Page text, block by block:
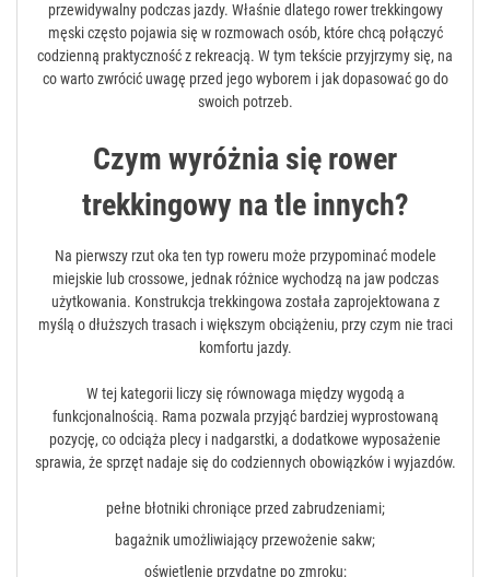
przewidywalny podczas jazdy. Właśnie dlatego rower trekkingowy
męski często pojawia się w rozmowach osób, które chcą połączyć
codzienną praktyczność z rekreacją. W tym tekście przyjrzymy się, na
co warto zwrócić uwagę przed jego wyborem i jak dopasować go do
swoich potrzeb.
Czym wyróżnia się rower
trekkingowy na tle innych?
Na pierwszy rzut oka ten typ roweru może przypominać modele
miejskie lub crossowe, jednak różnice wychodzą na jaw podczas
użytkowania. Konstrukcja trekkingowa została zaprojektowana z
myślą o dłuższych trasach i większym obciążeniu, przy czym nie traci
komfortu jazdy.
W tej kategorii liczy się równowaga między wygodą a
funkcjonalnością. Rama pozwala przyjąć bardziej wyprostowaną
pozycję, co odciąża plecy i nadgarstki, a dodatkowe wyposażenie
sprawia, że sprzęt nadaje się do codziennych obowiązków i wyjazdów.
pełne błotniki chroniące przed zabrudzeniami;
bagażnik umożliwiający przewożenie sakw;
oświetlenie przydatne po zmroku;